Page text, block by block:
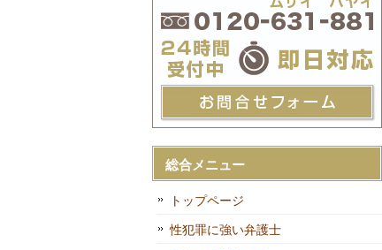
総合メニュー
トップページ
性犯罪に強い弁護士